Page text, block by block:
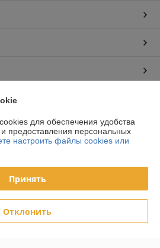
Deal.by
для обеспечения удобства
предоставления персональных
настроить файлы cookies или
Принять
Отклонить